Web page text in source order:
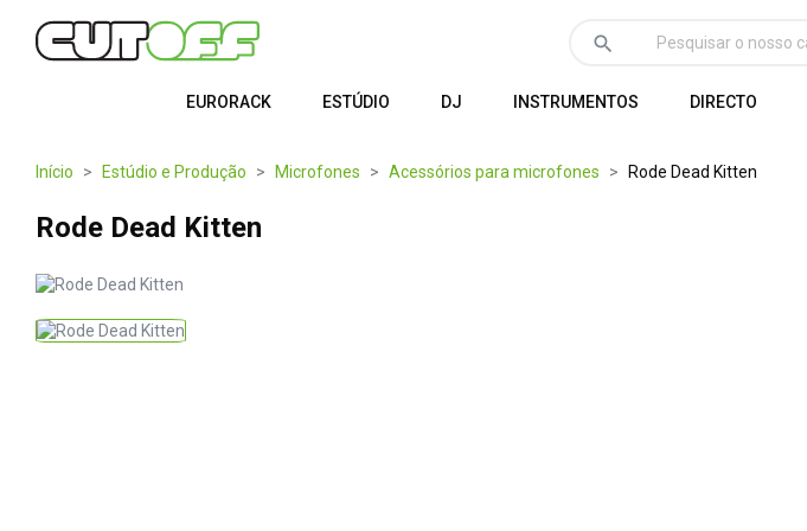
search
EURORACK ESTÚDIO DJ INSTRUMENTOS DIRECTO
Início Estúdio e Produção Microfones Acessórios para microfones Rode Dead Kitten
Rode Dead Kitten